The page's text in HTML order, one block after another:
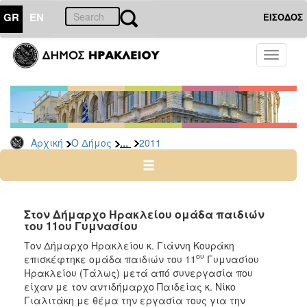
GR EN ΕΙΣΟΔΟΣ
Toggle
Αρχική Ο Δήμος ... 2011
ΔΗΜΟΣ
Δελτία
Τύπου
Αρχείο
2026
2024
2022
2021
2020
2019
Στον Δήμαρχο Ηρακλείου ομάδα παιδιών
του 11ου Γυμνασίου
Τον Δήμαρχο Ηρακλείου κ. Γιάννη Κουράκη
επισκέφτηκε ομάδα παιδιών του 11 ου Γυμνασίου
Ηρακλείου (Τάλως) μετά από συνεργασία που
είχαν με τον αντιδήμαρχο Παιδείας κ. Νίκο
Γιαλιτάκη με θέμα την εργασία τους για την